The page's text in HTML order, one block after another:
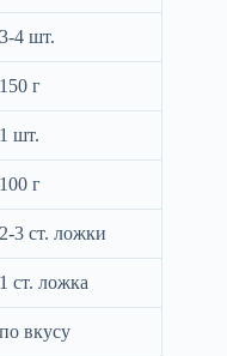
3-4 шт.
150 г
1 шт.
100 г
2-3 ст. ложки
1 ст. ложка
по вкусу